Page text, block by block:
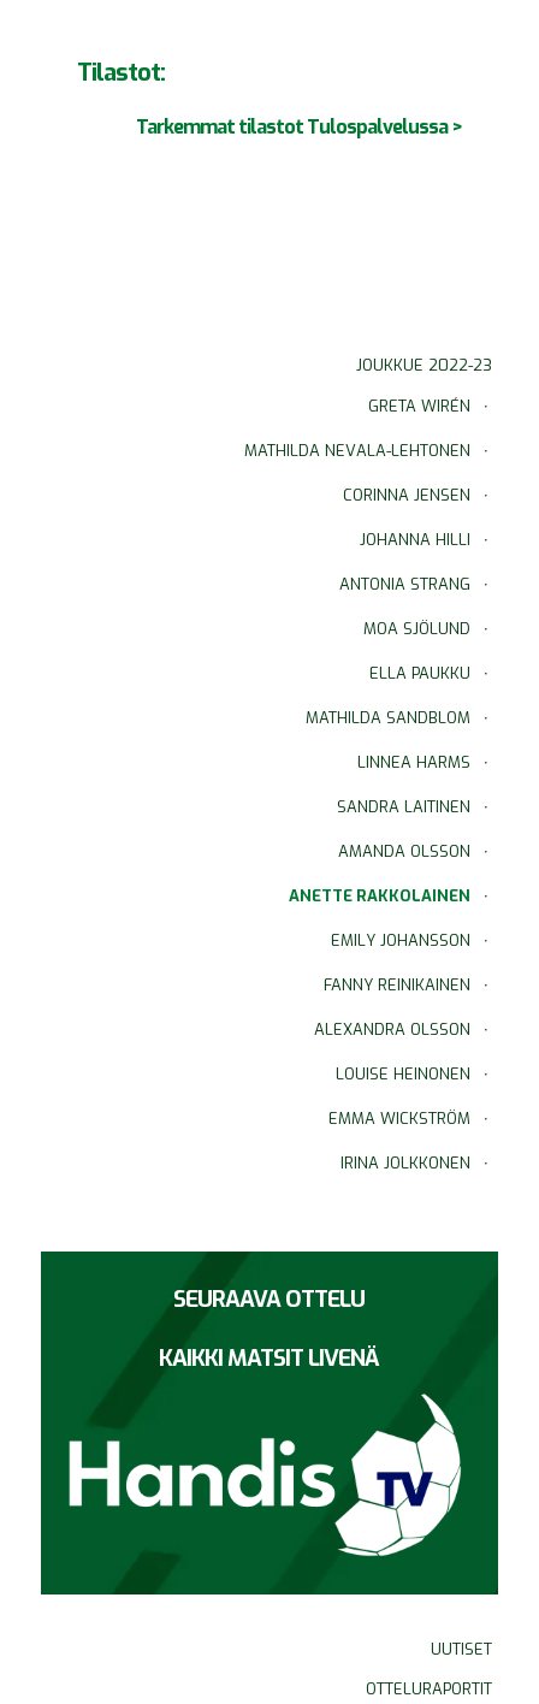
Tilastot:
Tarkemmat tilastot Tulospalvelussa >
JOUKKUE 2022-23
GRETA WIRÉN
MATHILDA NEVALA-LEHTONEN
CORINNA JENSEN
JOHANNA HILLI
ANTONIA STRANG
MOA SJÖLUND
ELLA PAUKKU
MATHILDA SANDBLOM
LINNEA HARMS
SANDRA LAITINEN
AMANDA OLSSON
ANETTE RAKKOLAINEN
EMILY JOHANSSON
FANNY REINIKAINEN
ALEXANDRA OLSSON
LOUISE HEINONEN
EMMA WICKSTRÖM
IRINA JOLKKONEN
SEURAAVA OTTELU
KAIKKI MATSIT LIVENÄ
UUTISET
OTTELURAPORTIT